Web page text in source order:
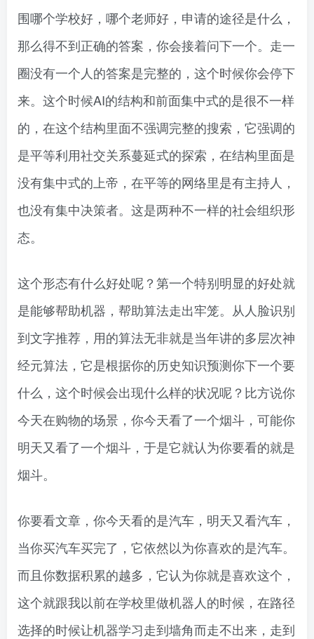
围哪个学校好，哪个老师好，申请的途径是什么，
那么得不到正确的答案，你会接着问下一个。走一
圈没有一个人的答案是完整的，这个时候你会停下
来。这个时候AI的结构和前面集中式的是很不一样
的，在这个结构里面不强调完整的搜索，它强调的
是平等利用社交关系蔓延式的探索，在结构里面是
没有集中式的上帝，在平等的网络里是有主持人，
也没有集中决策者。这是两种不一样的社会组织形
态。
这个形态有什么好处呢？第一个特别明显的好处就
是能够帮助机器，帮助算法走出牢笼。从人脸识别
到文字推荐，用的算法无非就是当年讲的多层次神
经元算法，它是根据你的历史知识预测你下一个要
什么，这个时候会出现什么样的状况呢？比方说你
今天在购物的场景，你今天看了一个烟斗，可能你
明天又看了一个烟斗，于是它就认为你要看的就是
烟斗。
你要看文章，你今天看的是汽车，明天又看汽车，
当你买汽车买完了，它依然以为你喜欢的是汽车。
而且你数据积累的越多，它认为你就是喜欢这个，
这个就跟我以前在学校里做机器人的时候，在路径
选择的时候让机器学习走到墙角而走不出来，走到